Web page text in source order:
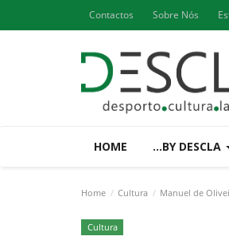
Contactos Sobre Nós
HOME ...BY DESCLA
Home Cultura Manuel de
Cultura